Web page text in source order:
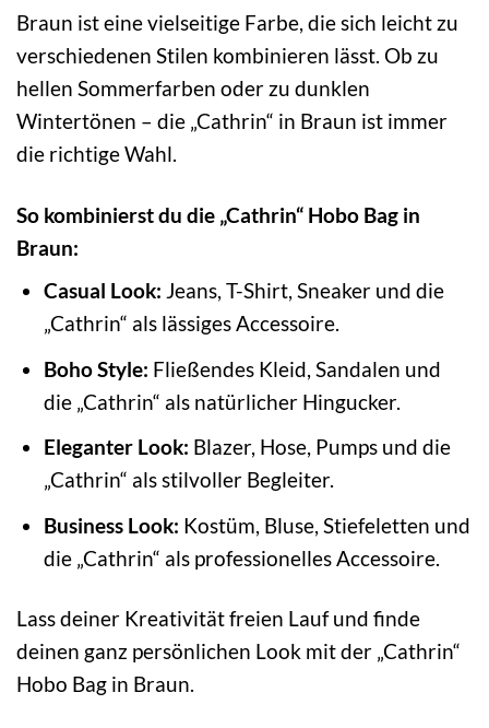
Braun ist eine vielseitige Farbe, die sich leicht zu
verschiedenen Stilen kombinieren lässt. Ob zu
hellen Sommerfarben oder zu dunklen
Wintertönen – die „Cathrin“ in Braun ist immer
die richtige Wahl.
So kombinierst du die „Cathrin“ Hobo Bag in
Braun:
Casual Look: Jeans, T-Shirt, Sneaker und die
„Cathrin“ als lässiges Accessoire.
Boho Style: Fließendes Kleid, Sandalen und
die „Cathrin“ als natürlicher Hingucker.
Eleganter Look: Blazer, Hose, Pumps und die
„Cathrin“ als stilvoller Begleiter.
Business Look: Kostüm, Bluse, Stiefeletten und
die „Cathrin“ als professionelles Accessoire.
Lass deiner Kreativität freien Lauf und finde
deinen ganz persönlichen Look mit der „Cathrin“
Hobo Bag in Braun.